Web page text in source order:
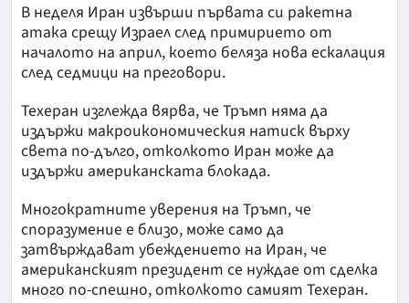
В неделя Иран извърши първата си ракетна
атака срещу Израел след примирието от
началото на април, което беляза нова ескалация
след седмици на преговори.
Техеран изглежда вярва, че Тръмп няма да
издържи макроикономическия натиск върху
света по-дълго, отколкото Иран може да
издържи американската блокада.
Многократните уверения на Тръмп, че
споразумение е близо, може само да
затвърждават убеждението на Иран, че
американският президент се нуждае от сделка
много по-спешно, отколкото самият Техеран.